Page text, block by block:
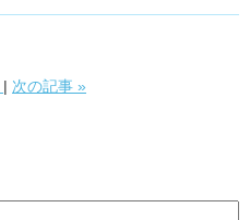
次の記事 »